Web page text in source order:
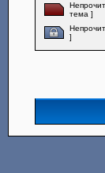
тема ]
]